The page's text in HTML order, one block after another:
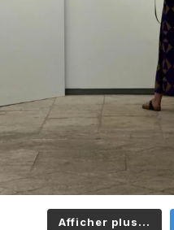
Afficher plus...